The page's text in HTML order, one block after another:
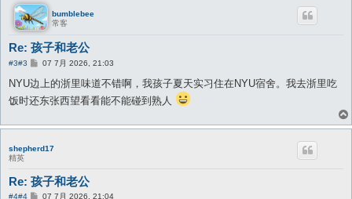
bumblebee
常客
Re: 孩子和老公
#3#3
帖
07 7月 2026, 21:03
NYU边上的浙里味道不错啊，我孩子夏天实习住在NYU宿舍。我去浙里吃
饭时还东张西望看看能不能碰到熟人
shepherd17
精英
Re: 孩子和老公
#4#4
帖
07 7月 2026, 21:04